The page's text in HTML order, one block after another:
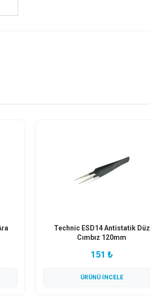
Technic ESD14 Antistatik Düz
Cımbız 120mm
151 ₺
ÜRÜNÜ İNCELE